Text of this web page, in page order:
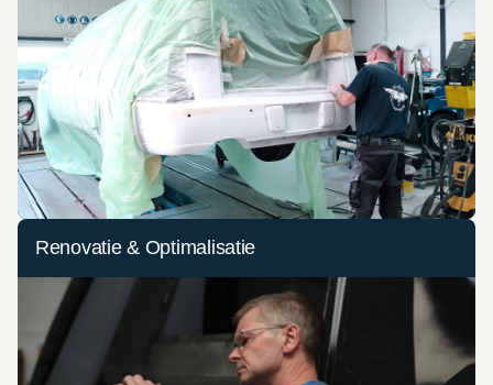
Renovatie & Optimalisatie